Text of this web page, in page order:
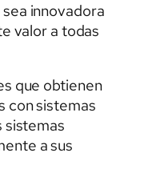
innovadora
valor a todas
que obtienen
con sistemas
sistemas
a sus